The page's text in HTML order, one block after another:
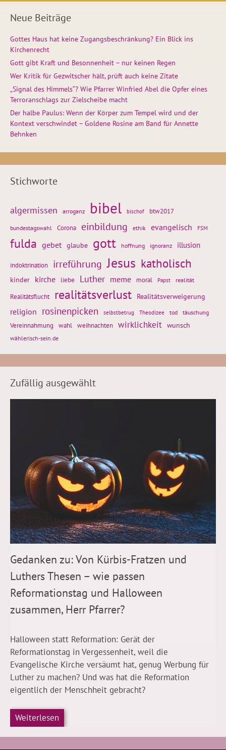
Neue Beiträge
Gottes Haus hat keine Zugangsbeschränkung? Ein Blick ins
Kirchenrecht
Gott gibt Kraft und Besonnenheit – nur keinen Regen
Wer Kritik für Gezwitscher hält, prüft auch keine Zitate
„Signal des Himmels“? Wie Pfarrer Winfried Abel die Opfer eines
Terroranschlags zur Zielscheibe macht
Der halbe Paulus: Wenn der Körper zum Tempel wird und der
Kontext verschwindet – Goldene Rosine am Band für Annette
Behnken
Stichworte
algermissen arroganz bibel bischof btw2017
bundestagswahl Corona einbildung ethik evangelisch FSM
fulda gebet glaube gott hoffnung ignoranz illusion
indoktrination irreführung Jesus katholisch
kinder kirche liebe Luther meme moral Papst realität
Realitätsflucht realitätsverlust Realitätsverweigerung
religion rosinenpicken selbstbetrug Theodizee tod täuschung
Vereinnahmung wahl weihnachten wirklichkeit wunsch
wählerisch-sein.de
Zufällig ausgewählt
Gedanken zu: Von Kürbis-Fratzen und
Luthers Thesen – wie passen
Reformationstag und Halloween
zusammen, Herr Pfarrer?
Halloween statt Reformation: Gerät der
Reformationstag in Vergessenheit, weil die
Evangelische Kirche versäumt hat, genug Werbung für
Luther zu machen? Und was hat die Reformation
eigentlich der Menschheit gebracht?
Weiterlesen